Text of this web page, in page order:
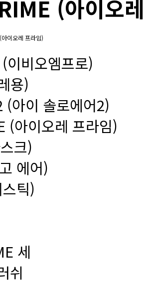
(아이오
이오레 프라임)
비오엠프로)
용)
아이 솔로에어2)
(아이오레 프라임)
크)
에어)
틱)